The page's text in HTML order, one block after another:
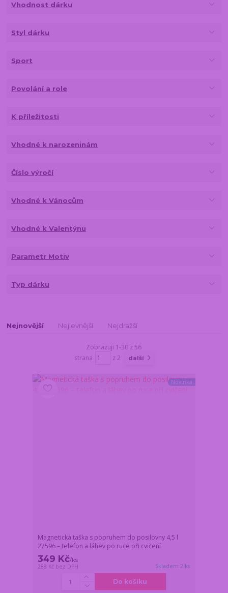
Vhodnost dárku
Styl dárku
Sport
Povolání a role
K příležitosti
Vhodné k narozeninám
Číslo výročí
Vhodné k Vánocům
Vhodné k Valentýnu
Parametr Motiv
Typ dárku
Nejnovější Nejlevnější Nejdražší
Zobrazuji 1-30 z 56
strana
z 2 další
Novinka
Magnetická taška s popruhem do posilovny 4,5 l
27596 – telefon a láhev po ruce při cvičení
349 Kč/ks
288 Kč bez DPH Skladem 2 ks
Do košíku